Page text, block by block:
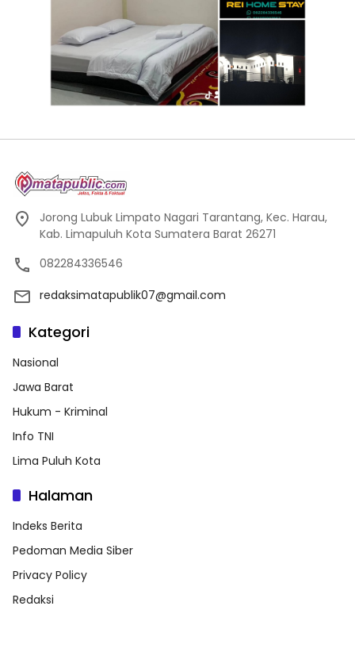
Jorong Lubuk Limpato Nagari Tarantang, Kec. Harau,
Kab. Limapuluh Kota Sumatera Barat 26271
082284336546
redaksimatapublik07@gmail.com
Kategori
Nasional
Jawa Barat
Hukum - Kriminal
Info TNI
Lima Puluh Kota
Halaman
Indeks Berita
Pedoman Media Siber
Privacy Policy
Redaksi